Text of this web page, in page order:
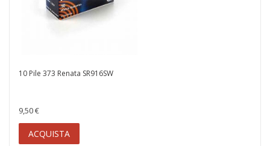
10 Pile 373 Renata SR916SW
9,50 €
ACQUISTA